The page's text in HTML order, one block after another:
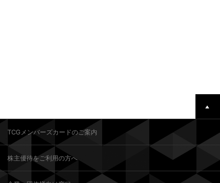
TCGメンバーズカードのご案内
株主優待をご利用の方へ